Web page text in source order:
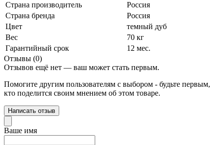
Страна производитель
Россия
Страна бренда
Россия
Цвет
темный дуб
Вес
70 кг
Гарантийный срок
12 мес.
Отзывы (0)
Отзывов ещё нет — ваш может стать первым.
Помогите другим пользователям с выбором - будьте первым,
кто поделится своим мнением об этом товаре.
Написать отзыв
Ваше имя